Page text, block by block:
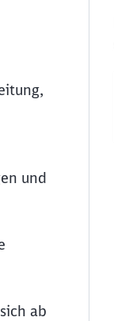
und
ab